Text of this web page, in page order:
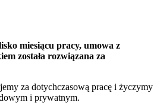
miesiącu pracy, umowa z
została rozwiązana za
za dotychczasową pracę i życzymy
i prywatnym.